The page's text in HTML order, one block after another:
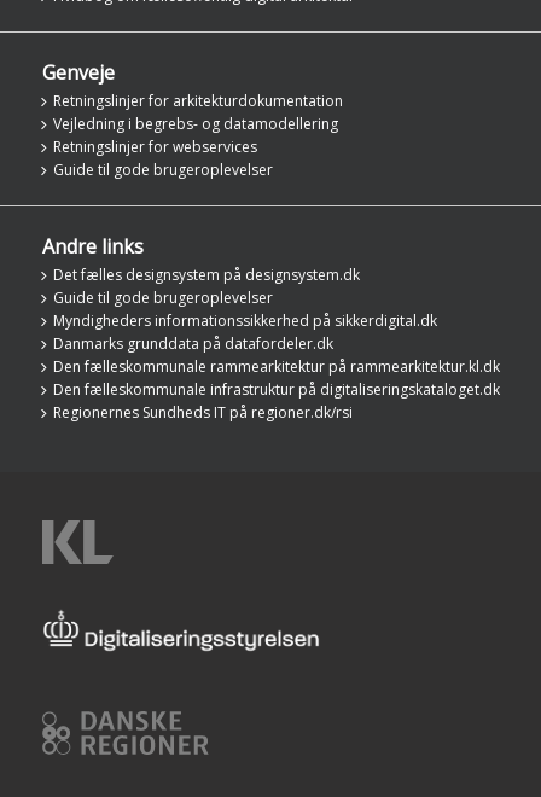
Genveje
Retningslinjer for arkitekturdokumentation
Vejledning i begrebs- og datamodellering
Retningslinjer for webservices
Guide til gode brugeroplevelser
Andre links
Det fælles designsystem på designsystem.dk
Guide til gode brugeroplevelser
Myndigheders informationssikkerhed på sikkerdigital.dk
Danmarks grunddata på datafordeler.dk
Den fælleskommunale rammearkitektur på rammearkitektur.kl.dk
Den fælleskommunale infrastruktur på digitaliseringskataloget.dk
Regionernes Sundheds IT på regioner.dk/rsi